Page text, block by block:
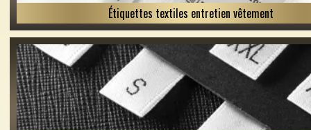
Étiquettes textiles entretien vêtement